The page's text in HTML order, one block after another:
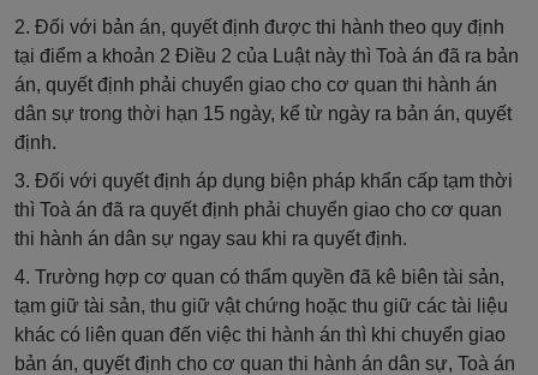
2. Đối với bản án, quyết định được thi hành theo quy định
tại điểm a khoản 2 Điều 2 của Luật này thì Toà án đã ra bản
án, quyết định phải chuyển giao cho cơ quan thi hành án
dân sự trong thời hạn 15 ngày, kể từ ngày ra bản án, quyết
định.
3. Đối với quyết định áp dụng biện pháp khẩn cấp tạm thời
thì Toà án đã ra quyết định phải chuyển giao cho cơ quan
thi hành án dân sự ngay sau khi ra quyết định.
4. Trường hợp cơ quan có thẩm quyền đã kê biên tài sản,
tạm giữ tài sản, thu giữ vật chứng hoặc thu giữ các tài liệu
khác có liên quan đến việc thi hành án thì khi chuyển giao
bản án, quyết định cho cơ quan thi hành án dân sự, Toà án